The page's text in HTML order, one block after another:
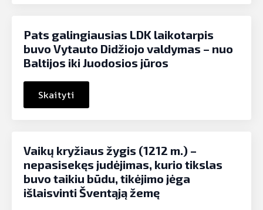
Pats galingiausias LDK laikotarpis
buvo Vytauto Didžiojo valdymas – nuo
Baltijos iki Juodosios jūros
Skaityti
Vaikų kryžiaus žygis (1212 m.) –
nepasisekęs judėjimas, kurio tikslas
buvo taikiu būdu, tikėjimo jėga
išlaisvinti Šventąją žemę